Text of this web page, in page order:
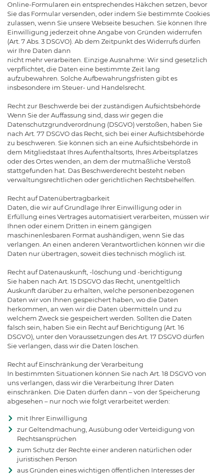
Online-Formularen ein entsprechendes Häkchen setzen, bevor
Sie das Formular versenden, oder indem Sie bestimmte Cookies
zulassen, wenn Sie unsere Webseite besuchen. Sie können Ihre
Einwilligung jederzeit ohne Angabe von Gründen widerrufen
(Art. 7 Abs. 3 DSGVO). Ab dem Zeitpunkt des Widerrufs dürfen
wir Ihre Daten dann
nicht mehr verarbeiten. Einzige Ausnahme: Wir sind gesetzlich
verpflichtet, die Daten eine bestimmte Zeit lang
aufzubewahren. Solche Aufbewahrungsfristen gibt es
insbesondere im Steuer- und Handelsrecht.
Recht zur Beschwerde bei der zuständigen Aufsichtsbehörde
Wenn Sie der Auffassung sind, dass wir gegen die
Datenschutzgrundverordnung (DSGVO) verstoßen, haben Sie
nach Art. 77 DSGVO das Recht, sich bei einer Aufsichtsbehörde
zu beschweren. Sie können sich an eine Aufsichtsbehörde in
dem Mitgliedstaat Ihres Aufenthaltsorts, Ihres Arbeitsplatzes
oder des Ortes wenden, an dem der mutmaßliche Verstoß
stattgefunden hat. Das Beschwerderecht besteht neben
verwaltungsrechtlichen oder gerichtlichen Rechtsbehelfen.
Recht auf Datenübertragbarkeit
Daten, die wir auf Grundlage Ihrer Einwilligung oder in
Erfüllung eines Vertrages automatisiert verarbeiten, müssen wir
Ihnen oder einem Dritten in einem gängigen
maschinenlesbaren Format aushändigen, wenn Sie das
verlangen. An einen anderen Verantwortlichen können wir die
Daten nur übertragen, soweit dies technisch möglich ist.
Recht auf Datenauskunft, -löschung und -berichtigung
Sie haben nach Art. 15 DSGVO das Recht, unentgeltlich
Auskunft darüber zu erhalten, welche personenbezogenen
Daten wir von Ihnen gespeichert haben, wo die Daten
herkommen, an wen wir die Daten übermitteln und zu
welchem Zweck sie gespeichert werden. Sollten die Daten
falsch sein, haben Sie ein Recht auf Berichtigung (Art. 16
DSGVO), unter den Voraussetzungen des Art. 17 DSGVO dürfen
Sie verlangen, dass wir die Daten löschen.
Recht auf Einschränkung der Verarbeitung
In bestimmten Situationen können Sie nach Art. 18 DSGVO von
uns verlangen, dass wir die Verarbeitung Ihrer Daten
einschränken. Die Daten dürfen dann – von der Speicherung
abgesehen – nur noch wie folgt verarbeitet werden:
mit Ihrer Einwilligung
zur Geltendmachung, Ausübung oder Verteidigung von
Rechtsansprüchen
zum Schutz der Rechte einer anderen natürlichen oder
juristischen Person
aus Gründen eines wichtigen öffentlichen Interesses der